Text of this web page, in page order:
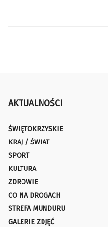
AKTUALNOŚCI
ŚWIĘTOKRZYSKIE
KRAJ / ŚWIAT
SPORT
KULTURA
ZDROWIE
CO NA DROGACH
STREFA MUNDURU
GALERIE ZDJĘĆ